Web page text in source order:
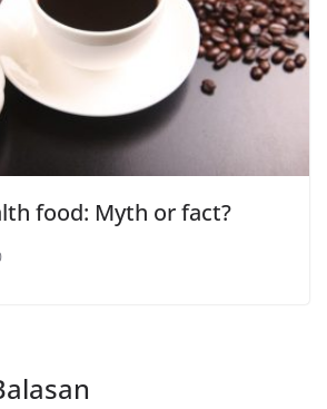
food: Myth or fact?